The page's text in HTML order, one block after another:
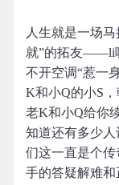
人生就是一场
就”的拓友——li
不开空调“惹一
K和小Q的小S
老K和小Q给你
知道还有多少
们这一直是个
手的答疑解难